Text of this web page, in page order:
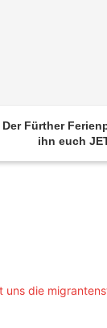
Der Fürther
ihn euch